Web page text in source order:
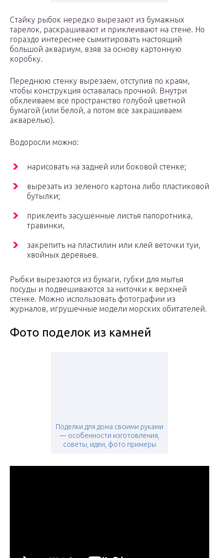
Стайку рыбок нередко вырезают из бумажных
тарелок, раскрашивают и приклеивают на стене. Но
гораздо интереснее сымитировать настоящий
большой аквариум, взяв за основу картонную
коробку.
Переднюю стенку вырезаем, отступив по краям,
чтобы конструкция оставалась прочной. Внутри
обклеиваем все пространство голубой цветной
бумагой (или белой, а потом все закрашиваем
акварелью).
Водоросли можно:
нарисовать на задней или боковой стенке;
вырезать из зеленого картона либо пластиковой
бутылки;
приклеить засушенные листья папоротника,
травинки,
закрепить на пластилин или клей веточки туи,
хвойных деревьев.
Рыбки вырезаются из бумаги, губки для мытья
посуды и подвешиваются за ниточки к верхней
стенке. Можно использовать фотографии из
журналов, игрушечные модели морских обитателей.
Фото поделок из камней
Поделки для дома своими руками
— особенности изготовления,
советы, идеи, фото примеры